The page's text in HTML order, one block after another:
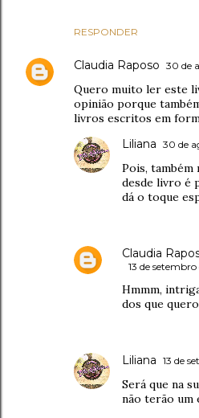
RESPONDER
Claudia Raposo 30 de
Quero muito ler este
opinião porque
livros escritos em
Liliana 30 de
Pois, também
desde livro é
dá o toque
Claudia
13 de setembro
Hmmm,
dos que
Liliana 13 de
Será que na
não terão um